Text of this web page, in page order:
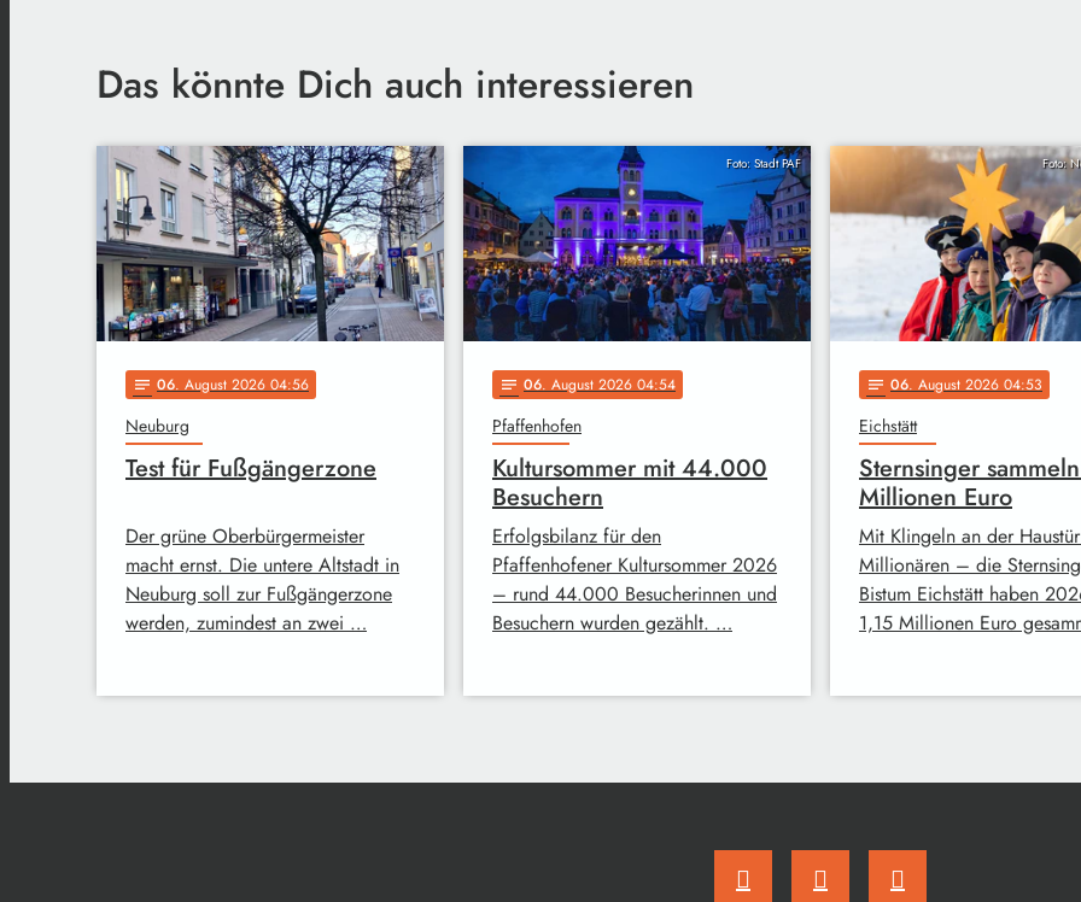
Das könnte Dich auch interessieren
notes 06. August 2026 04:56
Neuburg
Test für Fußgängerzone
Der grüne Oberbürgermeister
macht ernst. Die untere Altstadt in
Neuburg soll zur Fußgängerzone
werden, zumindest an zwei …
Foto: Stadt PAF
notes 06. August 2026 04:54
Pfaffenhofen
Kultursommer mit 44.000
Besuchern
Erfolgsbilanz für den
Pfaffenhofener Kultursommer 2026
– rund 44.000 Besucherinnen und
Besuchern wurden gezählt. …
Foto:
notes 06. August 2026 04:53
Eichstätt
Sternsinger
Millionen Euro
Mit Klingeln an der
Millionären – die
Bistum Eichstätt haben
1,15 Millionen Euro